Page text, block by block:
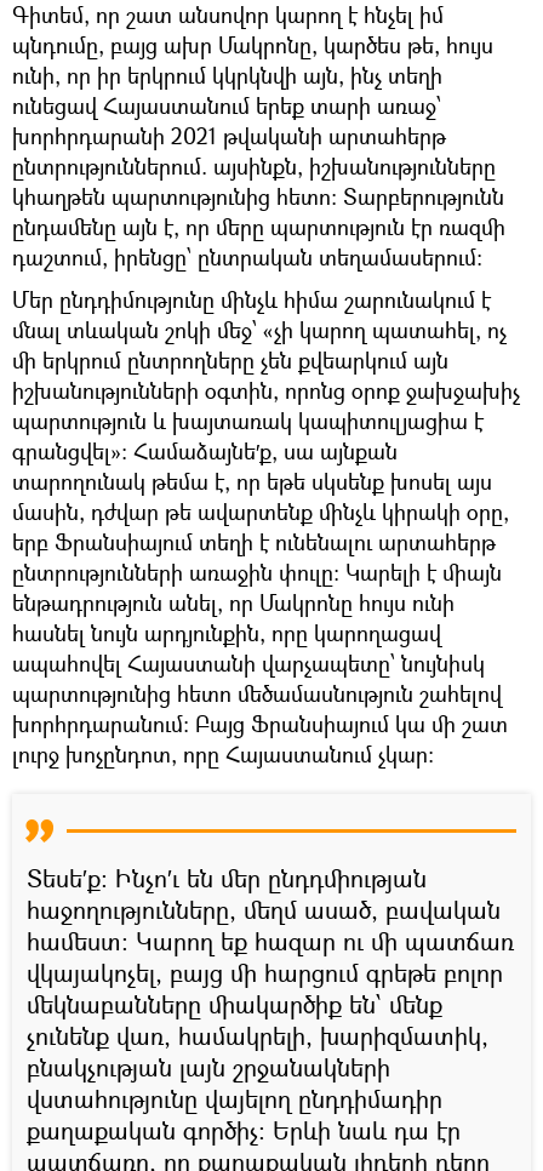
Գիտեմ, որ շատ անսովոր կարող է հնչել իմ
պնդումը, բայց ախր Մակրոնը, կարծես թե, հույս
ունի, որ իր երկրում կկրկնվի այն, ինչ տեղի
ունեցավ Հայաստանում երեք տարի առաջ՝
խորհրդարանի 2021 թվականի արտահերթ
ընտրություններում. այսինքն, իշխանությունները
կհաղթեն պարտությունից հետո։ Տարբերությունն
ընդամենը այն է, որ մերը պարտություն էր ռազմի
դաշտում, իրենցը՝ ընտրական տեղամասերում։
Մեր ընդդիմությունը մինչև հիմա շարունակում է
մնալ տևական շոկի մեջ՝ «չի կարող պատահել, ոչ
մի երկրում ընտրողները չեն քվեարկում այն
իշխանությունների օգտին, որոնց օրոք ջախջախիչ
պարտություն և խայտառակ կապիտուլյացիա է
գրանցվել»։ Համաձայնե′ք, սա այնքան
տարողունակ թեմա է, որ եթե սկսենք խոսել այս
մասին, դժվար թե ավարտենք մինչև կիրակի օրը,
երբ Ֆրանսիայում տեղի է ունենալու արտահերթ
ընտրությունների առաջին փուլը։ Կարելի է միայն
ենթադրություն անել, որ Մակրոնը հույս ունի
հասնել նույն արդյունքին, որը կարողացավ
ապահովել Հայաստանի վարչապետը՝ նույնիսկ
պարտությունից հետո մեծամասնություն շահելով
խորհրդարանում։ Բայց Ֆրանսիայում կա մի շատ
լուրջ խոչընդոտ, որը Հայաստանում չկար։
Տեսե′ք։ Ինչո′ւ են մեր ընդդմիության
հաջողությունները, մեղմ ասած, բավական
համեստ։ Կարող եք հազար ու մի պատճառ
վկայակոչել, բայց մի հարցում գրեթե բոլոր
մեկնաբանները միակարծիք են՝ մենք
չունենք վառ, համակրելի, խարիզմատիկ,
բնակչության լայն շրջանակների
վստահությունը վայելող ընդդիմադիր
քաղաքական գործիչ։ Երևի նաև դա էր
պատճառը, որ քաղաքական լիդերի դերը